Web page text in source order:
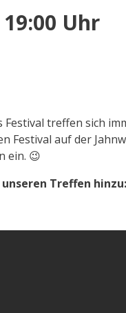
Uhr
treffen sich
Festival auf der
ein. 😉
Treffen hinzu: